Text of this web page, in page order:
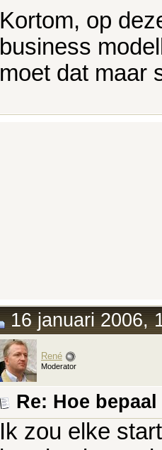
Kortom, op
business
moet dat maar
16 januari 2006,
René
Moderator
Re: Hoe
Ik zou elke